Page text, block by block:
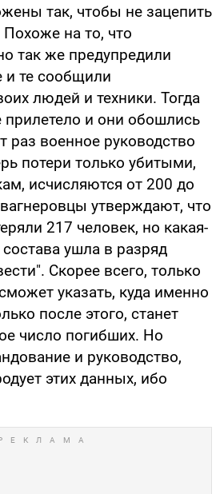
так, чтобы не зацепить
на то, что
так же предупредили
и те сообщили
людей и техники. Тогда
прилетело и они обошлись
раз военное руководство
потери только убитыми,
исчисляются от 200 до
утверждают, что
217 человек, но какая-
ушла в разряд
Скорее всего, только
указать, куда именно
после этого, станет
число погибших. Но
и руководство,
этих данных, ибо